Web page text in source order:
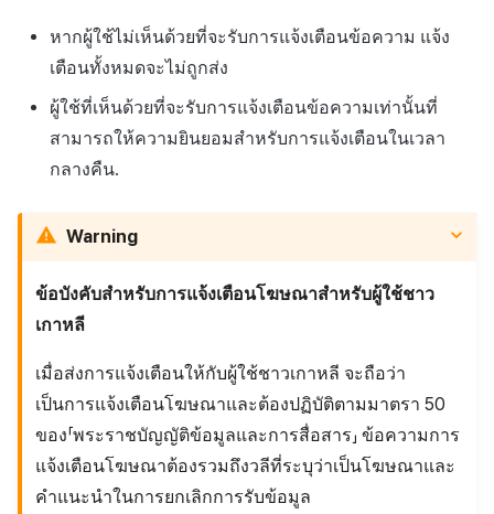
หากผู้ใช้ไม่เห็นด้วยที่จะรับการแจ้งเตือนข้อความ แจ้ง
เตือนทั้งหมดจะไม่ถูกส่ง
ผู้ใช้ที่เห็นด้วยที่จะรับการแจ้งเตือนข้อความเท่านั้นที่
สามารถให้ความยินยอมสำหรับการแจ้งเตือนในเวลา
กลางคืน.
Warning
ข้อบังคับสำหรับการแจ้งเตือนโฆษณาสำหรับผู้ใช้ชาว
เกาหลี
เมื่อส่งการแจ้งเตือนให้กับผู้ใช้ชาวเกาหลี จะถือว่า
เป็นการแจ้งเตือนโฆษณาและต้องปฏิบัติตามมาตรา 50
ของ「พระราชบัญญัติข้อมูลและการสื่อสาร」 ข้อความการ
แจ้งเตือนโฆษณาต้องรวมถึงวลีที่ระบุว่าเป็นโฆษณาและ
คำแนะนำในการยกเลิกการรับข้อมูล